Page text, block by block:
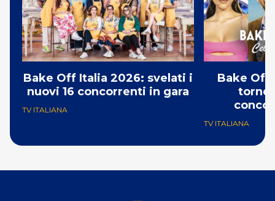
Bake Off Italia 2026: svelati i
nuovi 16 concorrenti in gara
TV ITALIANA
Bake Off
TV ITALIANA